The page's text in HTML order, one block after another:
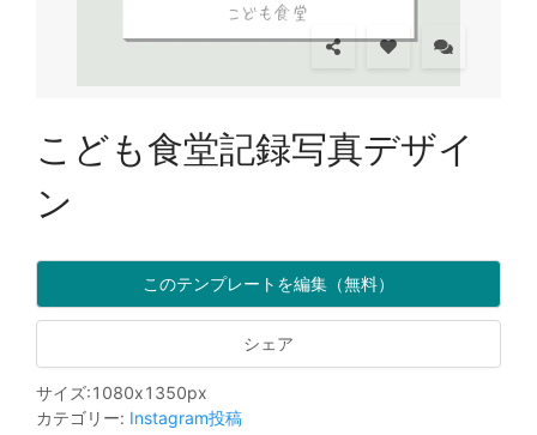
こども食堂記録写真デザイ
ン
このテンプレートを編集（無料）
シェア
サイズ:1080x1350px
カテゴリー: Instagram投稿